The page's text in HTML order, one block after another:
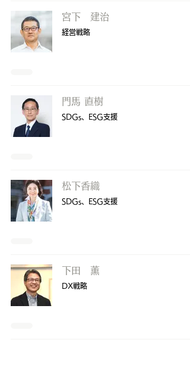
宮下 建治
経営戦略
門馬 直樹
SDGs、ESG支援
松下香織
SDGs、ESG支援
下田 薫
DX戦略​